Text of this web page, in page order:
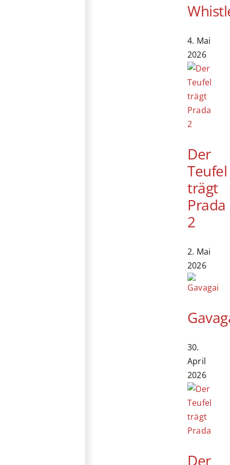
4. Mai
2026
Der
Teufel
trägt
Prada
2
2. Mai
2026
30.
April
2026
Der